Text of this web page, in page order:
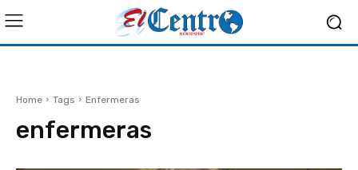
Home Tags Enfermeras
enfermeras